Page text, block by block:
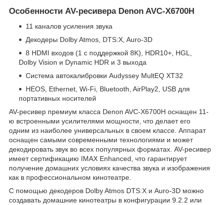
Особенности AV-ресивера Denon AVC-X6700H
11 каналов усиления звука
Декодеры Dolby Atmos, DTS:X, Auro-3D
8 HDMI входов (1 с поддержкой 8K), HDR10+, HGL,
Dolby Vision и Dynamic HDR и 3 выхода
Система автокалибровки Audyssey MultEQ XT32
HEOS, Ethernet, Wi-Fi, Bluetooth, AirPlay2, USB для
портативных носителей
AV-ресивер премиум класса Denon AVC-X6700H оснащен 11-
ю встроенными усилителями мощности, что делает его
одним из наиболее универсальных в своем классе. Аппарат
оснащен самыми современными технологиями и может
декодировать звук во всех популярных форматах. AV-ресивер
имеет сертификацию IMAX Enhanced, что гарантирует
получение домашних условиях качества звука и изображения
как в профессиональном кинотеатре.
С помощью декодеров Dolby Atmos DTS:X и Auro-3D можно
создавать домашние кинотеатры в конфигурации 9.2.2 или